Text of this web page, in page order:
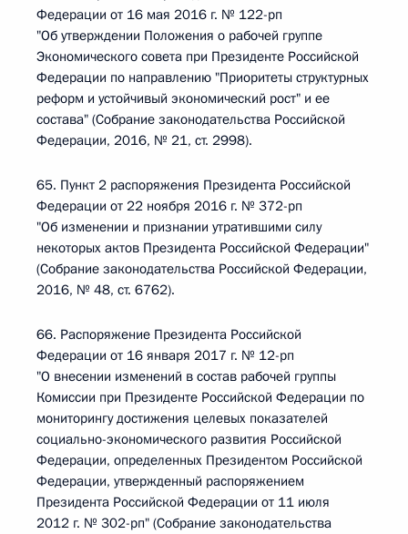
Федерации от 16 мая 2016 г. № 122-рп
"Об утверждении Положения о рабочей группе
Экономического совета при Президенте Российской
Федерации по направлению "Приоритеты структурных
реформ и устойчивый экономический рост" и ее
состава" (Собрание законодательства Российской
Федерации, 2016, № 21, ст. 2998).
65. Пункт 2 распоряжения Президента Российской
Федерации от 22 ноября 2016 г. № 372-рп
"Об изменении и признании утратившими силу
некоторых актов Президента Российской Федерации"
(Собрание законодательства Российской Федерации,
2016, № 48, ст. 6762).
66. Распоряжение Президента Российской
Федерации от 16 января 2017 г. № 12-рп
"О внесении изменений в состав рабочей группы
Комиссии при Президенте Российской Федерации по
мониторингу достижения целевых показателей
социально-экономического развития Российской
Федерации, определенных Президентом Российской
Федерации, утвержденный распоряжением
Президента Российской Федерации от 11 июля
2012 г. № 302-рп" (Собрание законодательства